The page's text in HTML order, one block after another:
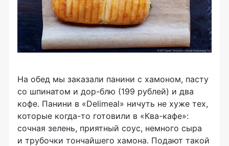
На обед мы заказали панини с хамоном, пасту
со шпинатом и дор-блю (199 рублей) и два
кофе. Панини в «Delimeal» ничуть не хуже тех,
которые когда-то готовили в «Ква-кафе»:
сочная зелень, приятный соус, немного сыра
и трубочки тончайшего хамона. Подают такой